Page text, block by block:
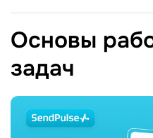
Основы
задач